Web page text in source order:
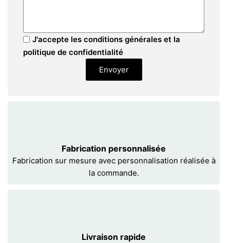
J'accepte les conditions générales et la
politique de confidentialité
Envoyer
Fabrication personnalisée
Fabrication sur mesure avec personnalisation réalisée à
la commande.
Livraison rapide